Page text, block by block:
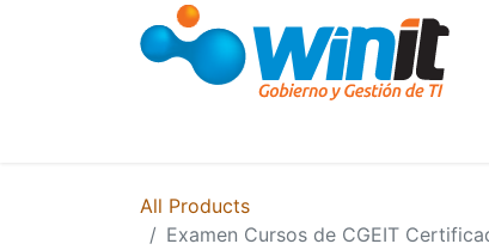
All Products
Examen Cursos de CGEIT